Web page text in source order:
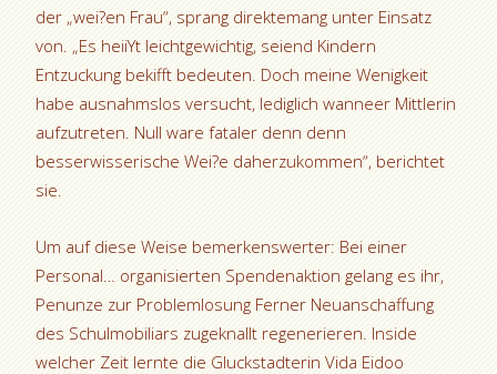
der „wei?en Frau“, sprang direktemang unter Einsatz
von. „Es heiiYt leichtgewichtig, seiend Kindern
Entzuckung bekifft bedeuten. Doch meine Wenigkeit
habe ausnahmslos versucht, lediglich wanneer Mittlerin
aufzutreten. Null ware fataler denn denn
besserwisserische Wei?e daherzukommen“, berichtet
sie.
Um auf diese Weise bemerkenswerter: Bei einer
Personal… organisierten Spendenaktion gelang es ihr,
Penunze zur Problemlosung Ferner Neuanschaffung
des Schulmobiliars zugeknallt regenerieren. Inside
welcher Zeit lernte die Gluckstadterin Vida Eidoo